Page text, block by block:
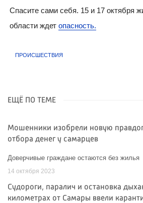
Спасите сами себя. 15 и 17 октября
области ждет опасность.
ПРОИСШЕСТВИЯ
ЕЩЁ ПО ТЕМЕ
Мошенники изобрели новую
отбора денег у самарцев
Доверчивые граждане остаются без жилья
14 октября 2023
Судороги, паралич и остановка
километрах от Самары ввели